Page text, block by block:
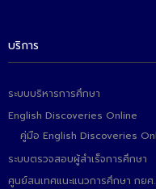
บริการ
ระบบบริหารการศึกษา
English Discoveries Online
คู่มือ English Discoveries
ระบบตรวจสอบผู้สำเร็จการศึกษา
ศูนย์สนเทศแนะแนวการศึกษา กยศ